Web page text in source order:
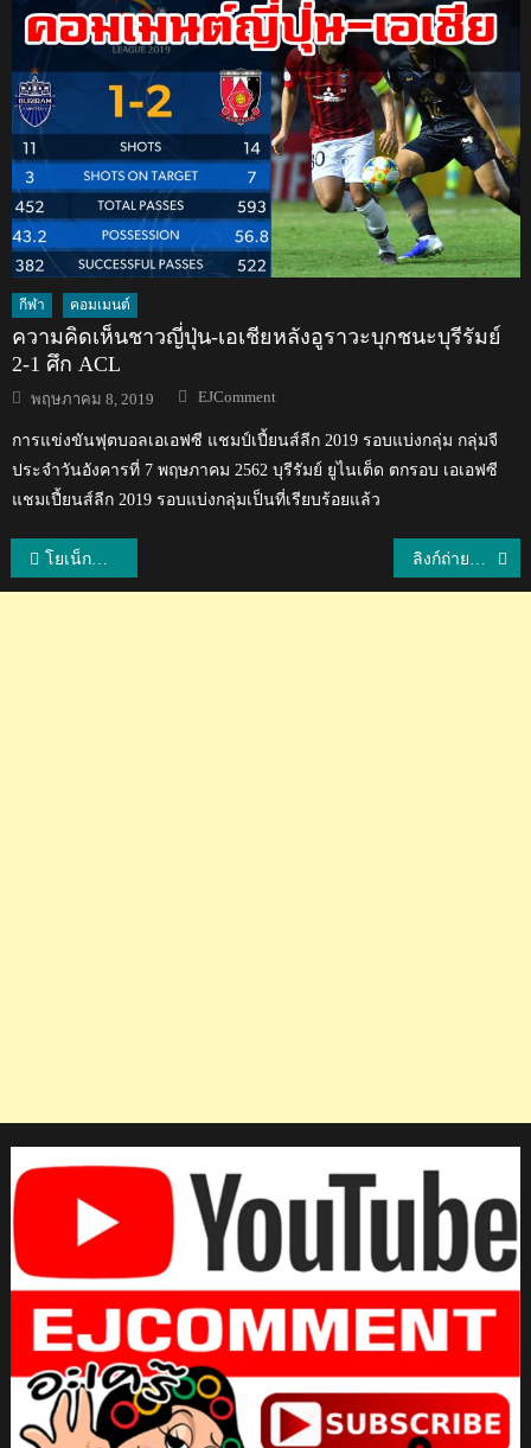
กีฬา คอมเมนต์
ความคิดเห็นชาวญี่ปุ่น-เอเชียหลังอูราวะบุกชนะบุรีรัมย์
2-1 ศึก ACL
Posted
on
พฤษภาคม 8, 2019 Author
EJComment
การแข่งขันฟุตบอลเอเอฟซี แชมป์เปี้ยนส์ลีก 2019 รอบแบ่งกลุ่ม กลุ่มจี
ประจำวันอังคารที่ 7 พฤษภาคม 2562 บุรีรัมย์ ยูไนเต็ด ตกรอบ เอเอฟซี
แชมเปี้ยนส์ลีก 2019 รอบแบ่งกลุ่มเป็นที่เรียบร้อยแล้ว
แนะแนว
โยเน็กซ์ ออล อิงแลนด์ โอเพ่น แบดมินตัน แชมเปี้ยนชิพ 2024 ของนักกีฬาไทย ลิงก์ถ่ายทอดสด โยเน็กซ์ ออล อิงแลนด์ โอเพ่น แบดมินตัน แชมเปี้ยนชิพ 2024